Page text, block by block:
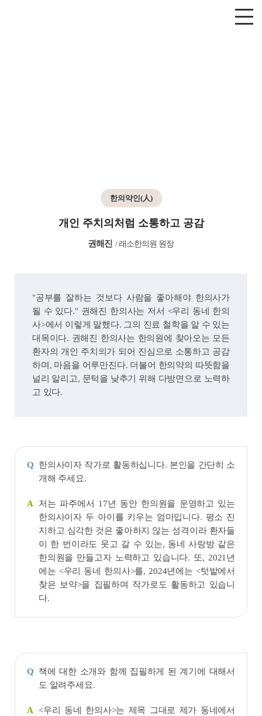
한의약인(人)
개인 주치의처럼 소통하고 공감
권해진 /래소한의원 원장
"공부를 잘하는 것보다 사람을 좋아해야 한의사가
될 수 있다." 권해진 한의사는 저서 <우리 동네 한의
사>에서 이렇게 말했다. 그의 진료 철학을 알 수 있는
대목이다. 권해진 한의사는 한의원에 찾아오는 모든
환자의 개인 주치의가 되어 진심으로 소통하고 공감
하며, 마음을 어루만진다. 더불어 한의약의 따뜻함을
널리 알리고, 문턱을 낮추기 위해 다방면으로 노력하
고 있다.
Q 한의사이자 작가로 활동하십니다. 본인을 간단히 소
개해 주세요.
A
저는 파주에서 17년 동안 한의원을 운영하고 있는
한의사이자 두 아이를 키우는 엄마입니다. 평소 진
지하고 심각한 것은 좋아하지 않는 성격이라 환자들
이 한 번이라도 웃고 갈 수 있는, 동네 사랑방 같은
한의원을 만들고자 노력하고 있습니다. 또, 2021년
에는 <우리 동네 한의사>를, 2024년에는 <텃밭에서
찾은 보약>을 집필하며 작가로도 활동하고 있습니
다.
Q 책에 대한 소개와 함께 집필하게 된 계기에 대해서
도 알려주세요.
A
<우리 동네 한의사>는 제목 그대로 제가 동네에서